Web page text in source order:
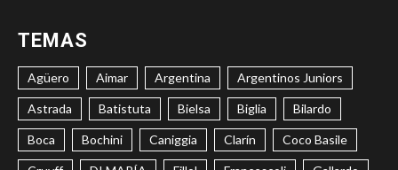
TEMAS
Agüero Aimar Argentina Argentinos Juniors
Astrada Batistuta Bielsa Biglia Bilardo
Boca Bochini Caniggia Clarín Coco Basile